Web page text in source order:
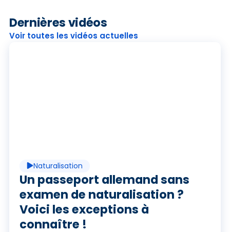
Dernières vidéos
Voir toutes les vidéos actuelles
e
Naturalisation
Un passeport allemand sans
examen de naturalisation ?
Voici les exceptions à
connaître !